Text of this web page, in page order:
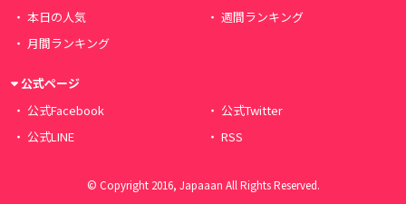
本日の人気
週間ランキング
月間ランキング
公式ページ
公式Facebook
公式Twitter
公式LINE
RSS
© Copyright 2016, Japaaan All Rights Reserved.